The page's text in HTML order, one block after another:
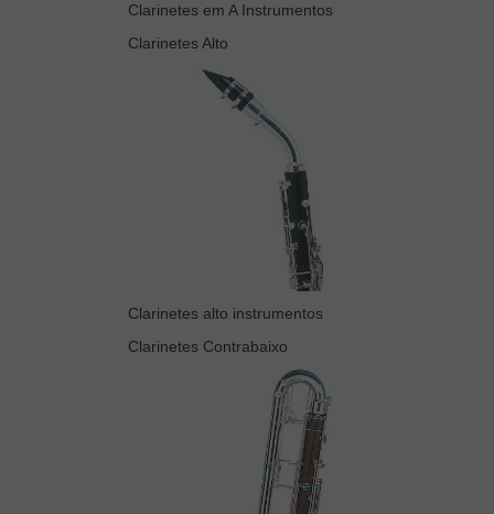
Clarinetes em A Instrumentos
Clarinetes Alto
Clarinetes alto instrumentos
Clarinetes Contrabaixo